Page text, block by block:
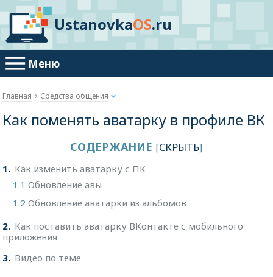
UstanovkaOS.ru
Главная Средства общения
Как поменять аватарку в профиле ВК
СОДЕРЖАНИЕ [СКРЫТЬ]
1
Как изменить аватарку с ПК
1.1 Обновление авы
1.2 Обновление аватарки из альбомов
2 Как поставить аватарку ВКонтакте с мобильного
приложения
3 Видео по теме
Меню